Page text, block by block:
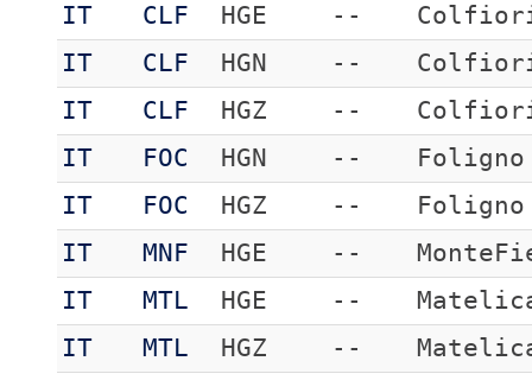
IT
CLF HGE --
IT
CLF HGN --
IT
CLF HGZ --
IT
FOC HGN --
IT
FOC HGZ --
IT
MNF HGE --
IT
MTL HGE --
IT
MTL HGZ --